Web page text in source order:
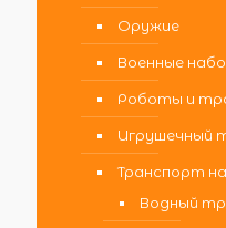
Оружие
Военные
Роботы и
Игрушечный
Транспорт
Водный